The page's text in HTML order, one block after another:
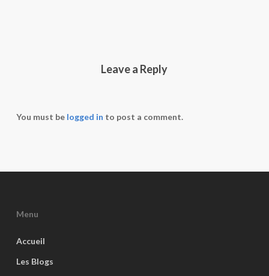
Leave a Reply
You must be logged in to post a comment.
Menu
Accueil
Les Blogs